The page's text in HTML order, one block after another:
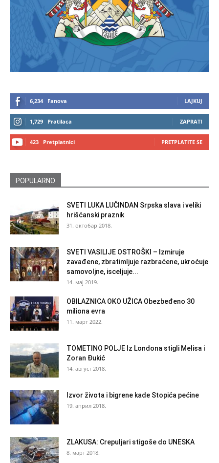
6,234 Fanova LAJKUJ
1,729 Pratilaca ZAPRATI
423 Pretplatnici PRETPLATITE SE
POPULARNO
SVETI LUKA LUČINDAN Srpska slava i veliki
hrišćanski praznik
31. октобар 2018.
SVETI VASILIJE OSTROŠKI – Izmiruje
zavađene, zbratimljuje razbraćene, ukroćuje
samovoljne, isceljuje...
14. мај 2019.
OBILAZNICA OKO UŽICA Obezbeđeno 30
miliona evra
11. март 2022.
TOMETINO POLJE Iz Londona stigli Melisa i
Zoran Đukić
14. август 2018.
Izvor života i bigrene kade Stopića pećine
19. април 2018.
ZLAKUSA: Crepuljari stigoše do UNESKA
8. март 2018.